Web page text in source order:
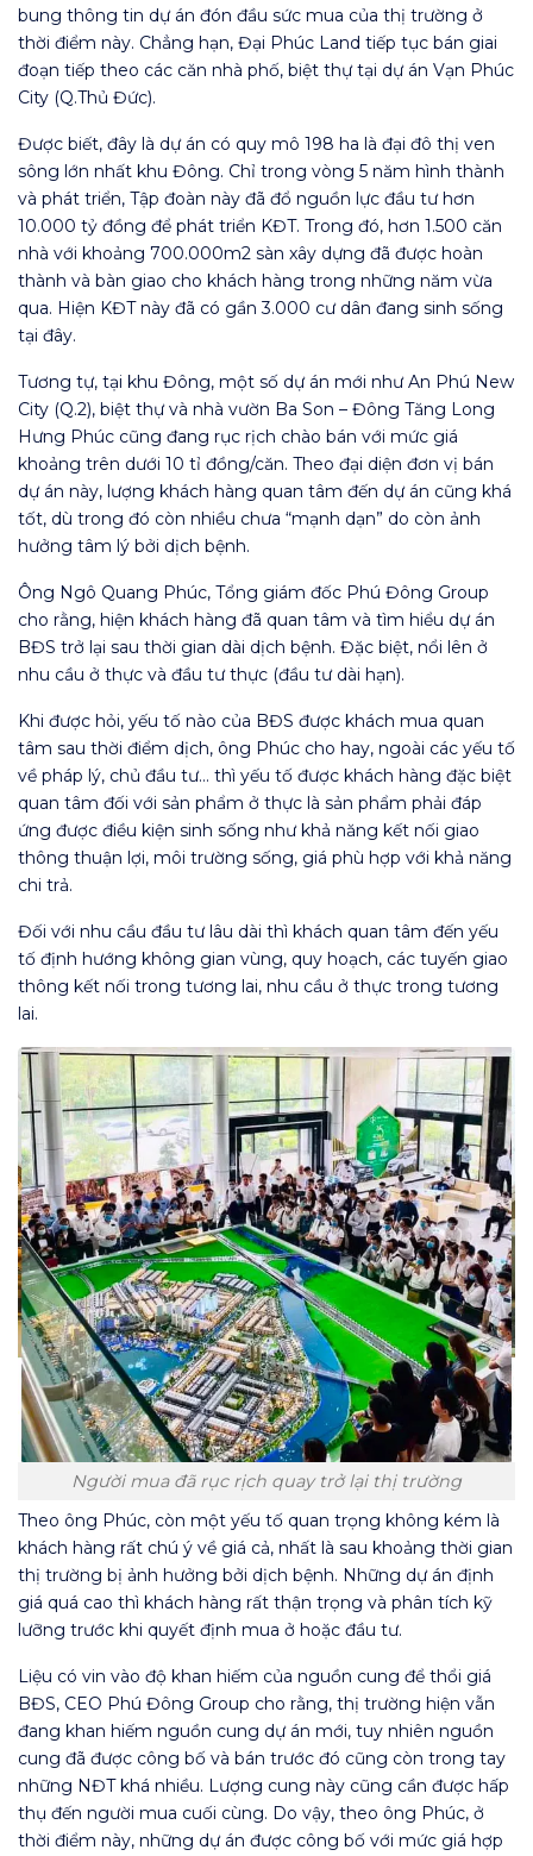
bung thông tin dự án đón đầu sức mua của thị trường ở
thời điểm này. Chẳng hạn, Đại Phúc Land tiếp tục bán giai
đoạn tiếp theo các căn nhà phố, biệt thự tại dự án Vạn Phúc
City (Q.Thủ Đức).
Được biết, đây là dự án có quy mô 198 ha là đại đô thị ven
sông lớn nhất khu Đông. Chỉ trong vòng 5 năm hình thành
và phát triển, Tập đoàn này đã đổ nguồn lực đầu tư hơn
10.000 tỷ đồng để phát triển KĐT. Trong đó, hơn 1.500 căn
nhà với khoảng 700.000m2 sàn xây dựng đã được hoàn
thành và bàn giao cho khách hàng trong những năm vừa
qua. Hiện KĐT này đã có gần 3.000 cư dân đang sinh sống
tại đây.
Tương tự, tại khu Đông, một số dự án mới như An Phú New
City (Q.2), biệt thự và nhà vườn Ba Son – Đông Tăng Long
Hưng Phúc cũng đang rục rịch chào bán với mức giá
khoảng trên dưới 10 tỉ đồng/căn. Theo đại diện đơn vị bán
dự án này, lượng khách hàng quan tâm đến dự án cũng khá
tốt, dù trong đó còn nhiều chưa “mạnh dạn” do còn ảnh
hưởng tâm lý bởi dịch bệnh.
Ông Ngô Quang Phúc, Tổng giám đốc Phú Đông Group
cho rằng, hiện khách hàng đã quan tâm và tìm hiểu dự án
BĐS trở lại sau thời gian dài dịch bệnh. Đặc biệt, nổi lên ở
nhu cầu ở thực và đầu tư thực (đầu tư dài hạn).
Khi được hỏi, yếu tố nào của BĐS được khách mua quan
tâm sau thời điểm dịch, ông Phúc cho hay, ngoài các yếu tố
về pháp lý, chủ đầu tư… thì yếu tố được khách hàng đặc biệt
quan tâm đối với sản phẩm ở thực là sản phẩm phải đáp
ứng được điều kiện sinh sống như khả năng kết nối giao
thông thuận lợi, môi trường sống, giá phù hợp với khả năng
chi trả.
Đối với nhu cầu đầu tư lâu dài thì khách quan tâm đến yếu
tố định hướng không gian vùng, quy hoạch, các tuyến giao
thông kết nối trong tương lai, nhu cầu ở thực trong tương
lai.
Người mua đã rục rịch quay trở lại thị trường
Theo ông Phúc, còn một yếu tố quan trọng không kém là
khách hàng rất chú ý về giá cả, nhất là sau khoảng thời gian
thị trường bị ảnh hưởng bởi dịch bệnh. Những dự án định
giá quá cao thì khách hàng rất thận trọng và phân tích kỹ
lưỡng trước khi quyết định mua ở hoặc đầu tư.
Liệu có vin vào độ khan hiếm của nguồn cung để thổi giá
BĐS, CEO Phú Đông Group cho rằng, thị trường hiện vẫn
đang khan hiếm nguồn cung dự án mới, tuy nhiên nguồn
cung đã được công bố và bán trước đó cũng còn trong tay
những NĐT khá nhiều. Lượng cung này cũng cần được hấp
thụ đến người mua cuối cùng. Do vậy, theo ông Phúc, ở
thời điểm này, những dự án được công bố với mức giá hợp